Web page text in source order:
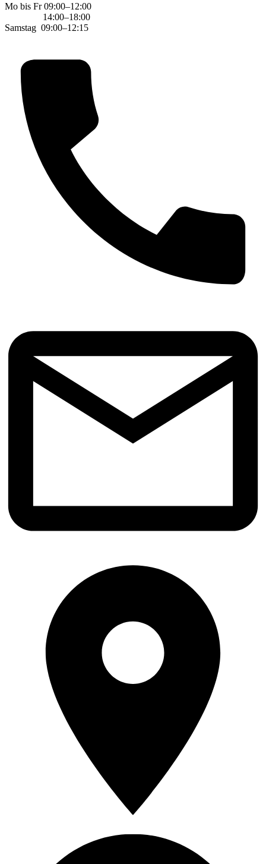
Mo bis Fr 09:00–12:00
14:00–18:00
Samstag 09:00–12:15